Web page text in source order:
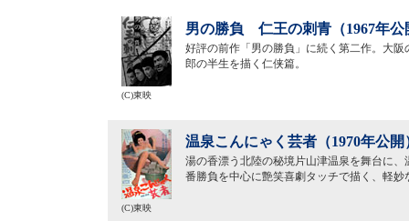
男の勝負 仁王の刺青（1967年公
好評の前作「男の勝負」に続く第二作。大
郎の半生を描く仁侠篇。
(C)東映
温泉こんにゃく芸者（1970年公開
湯の香漂う北陸の秘境片山津温泉を舞台に
番勝負を中心に艶笑喜劇タッチで描く、軽妙
(C)東映